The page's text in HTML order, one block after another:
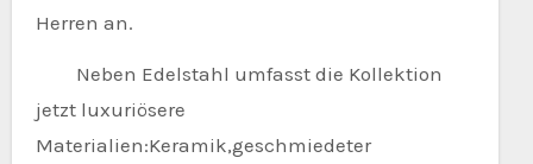
Herren an.
Neben Edelstahl umfasst die Kollektion
jetzt luxuriösere
Materialien:Keramik,geschmiedeter